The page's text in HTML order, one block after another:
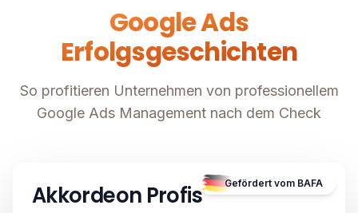
Google Ads
Erfolgsgeschichten
So profitieren Unternehmen von professionellem
Google Ads Management nach dem Check
Gefördert vom BAFA
Akkordeon Profis